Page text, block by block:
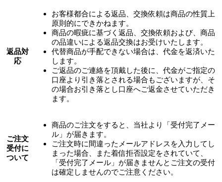
返品対
応
お客様都合による返品、交換依頼は商品の性質上
原則的にできかねます。
商品の暇疵に基づく返品、交換依頼および、商品
の品違いによる返品交換はお受けいたします。
代替商品が手配できない場合は、代金を返済いた
します。
ご返品のご連絡を頂戴した後に、代金がご指定の
口座より引き落とされる場合もございますが、そ
の場合お引き落とし口座へご返金させていただき
ます。
ご注文
受付に
ついて
商品のご注文をすると、当社より「受付完了メー
ル」が届きます。
ご注文時に間違ったメールアドレスを入力してし
まった場合、また着信拒否設定をされていて、
「受付完了メール」が届きませんとご注文の受付
は確定しませんのでご注意ください。